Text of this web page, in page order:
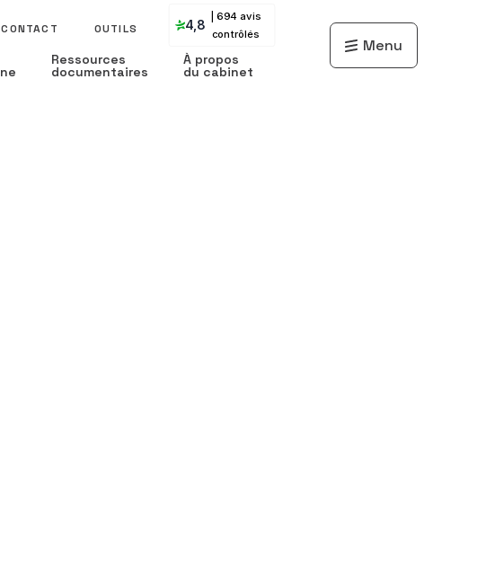
CONTACT OUTILS 4,8
| 694 avis
contrôlés
Ressources
documentaires
À propos
du cabinet
Menu